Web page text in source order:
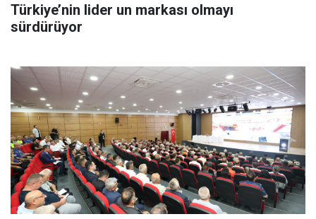
Türkiye’nin lider un markası olmayı
sürdürüyor